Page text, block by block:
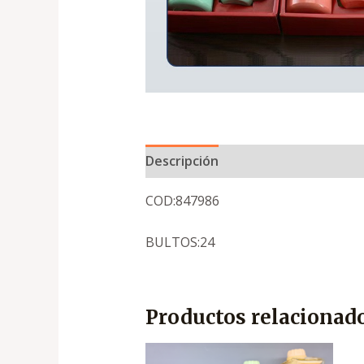
Descripción
COD:847986
BULTOS:24
Productos